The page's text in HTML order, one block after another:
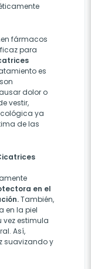
fármacos
para
es
dolor o
vestir,
ya
de las
en el
También,
en la piel
vez estimula
Así,
suavizando y